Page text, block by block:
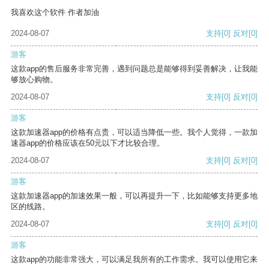
我喜欢这个软件 作者加油
2024-08-07 支持[0] 反对[0]
游客
这款app的售后服务非常完善，遇到问题总是能够得到妥善解决，让我能
够放心购物。
2024-08-07
支持[0] 反对[0]
游客
这款加速器app的价格有点贵，可以适当降低一些。我个人觉得，一款加
速器app的价格应该在50元以下才比较合理。
2024-08-07
支持[0] 反对[0]
游客
这款加速器app的加速效果一般，可以再提升一下，比如能够支持更多地
区的线路。
2024-08-07
支持[0] 反对[0]
游客
这款app的功能非常强大，可以满足我所有的工作需求。我可以使用它来